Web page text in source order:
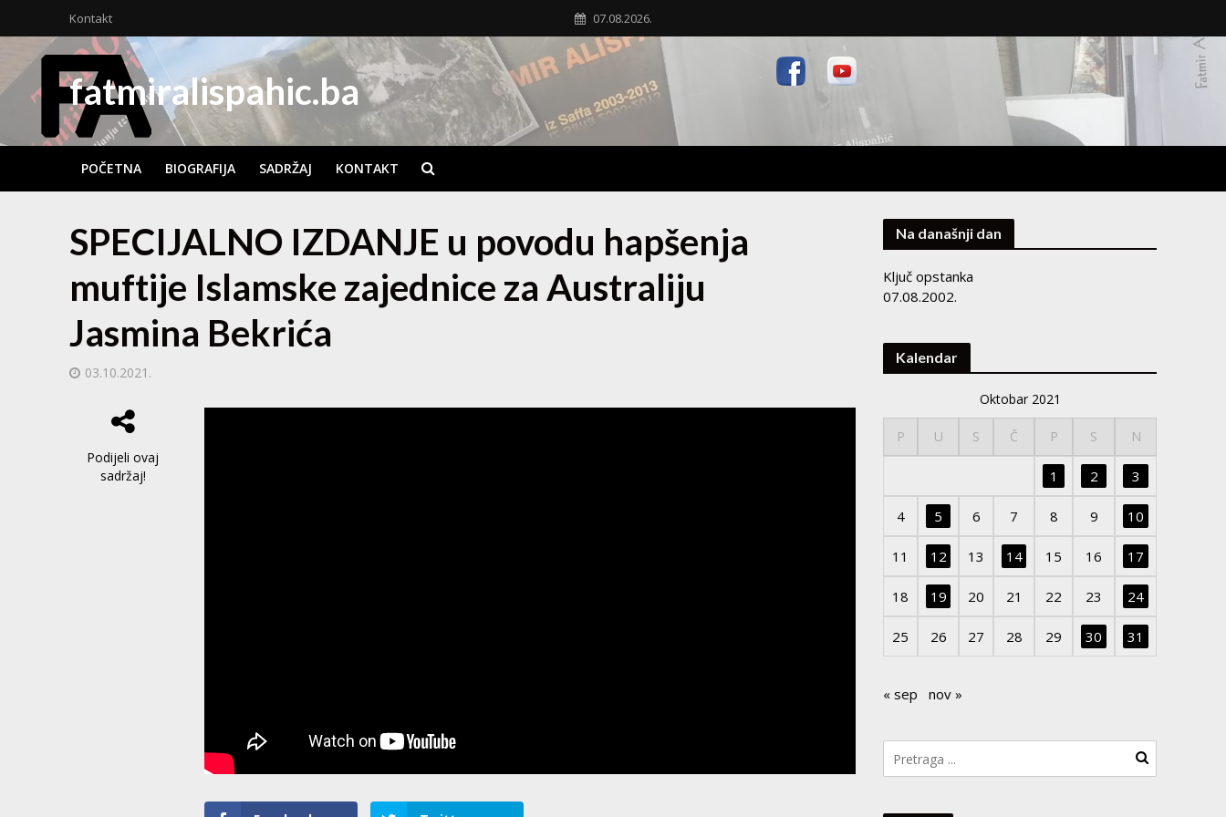
Kontakt 07.08.2026.
fatmiralispahic.ba
POČETNA BIOGRAFIJA SADRŽAJ KONTAKT
SPECIJALNO IZDANJE u povodu hapšenja
muftije Islamske zajednice za Australiju
Jasmina Bekrića
03.10.2021.
Podijeli ovaj
sadržaj!
Na današnji dan
Ključ opstanka
07.08.2002.
Kalendar
Oktobar 2021
P U S Č P S N
1 2 3
4 5 6 7 8 9 10
11 12 13 14 15 16 17
18 19 20 21 22 23 24
25 26 27 28 29 30 31
« sep nov »